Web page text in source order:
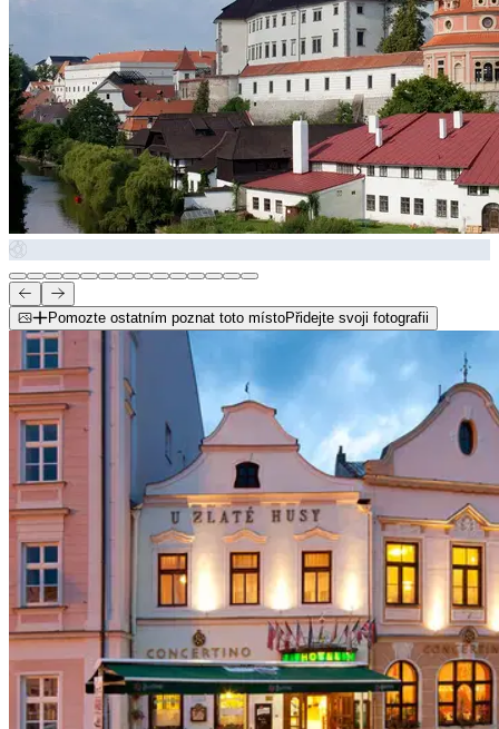
Pomozte ostatním poznat toto místoPřidejte svoji fotografii